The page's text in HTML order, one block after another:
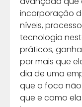
incorporação
níveis,
tecnologia
práticos,
por mais que
dia de uma
que o foco não
que e como